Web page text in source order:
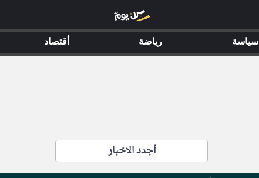
أجدد الاخبار
سياسة رياضة أقتصاد